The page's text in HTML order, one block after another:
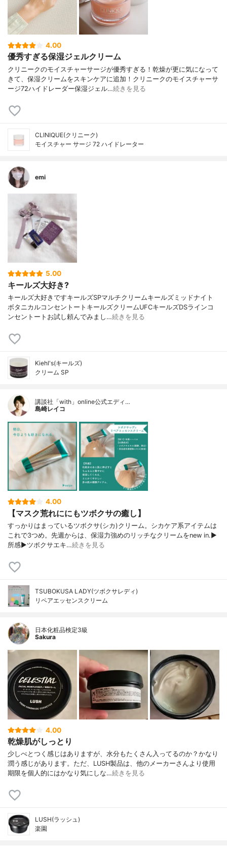
4.00
優秀すぎる保湿ジェルクリーム
クリニークのモイスチャーサージが優秀すぎる！乾燥が更に気になって
きて、保湿クリームをスキンケアに追加！クリニークのモイスチャーサ
ージ72ハイドレーダー保湿ジェル…続きを見る
CLINIQUE(クリニーク)
モイスチャー サージ 72 ハイドレーター
emi
5.00
キールズ大好き?
キールズ大好きですキールズSPマルチクリームキールズミッドナイト
ボタニカルコンセントートキールズクリームUFCキールズDSラインコ
ンセントートお試し頼んでみまし…続きを見る
Kiehl's(キールズ)
クリーム SP
講談社「with」online公式エディ…
島崎レイコ
4.00
【マスク荒れににもツボクサの癒し】
すっかりはまっているツボクサ(シカ)クリーム。シカケア系アイテムは
これで3つめ。先週からは、保湿力強めのリッチなクリームをnew in.▶︎
所感▶︎ツボクサエキ…続きを見る
TSUBOKUSA LADY(ツボクサレディ)
リペアエッセンスクリーム
日本化粧品検定3級
Sakura
4.00
乾燥肌がしっとり
少しべとつく感じはありますが、水分もたくさん入ってるのか？かなり
潤う感じがあります。ただ、LUSH製品は、他のメーカーさんより使用
期限を個人的にはかなり気にしな…続きを見る
LUSH(ラッシュ)
楽園